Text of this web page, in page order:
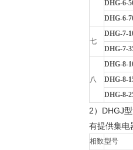
DHG-6-
DHG-6-
七
DHG-7-
DHG-7-
八
DHG-8-
DHG-8-
DHG-8-
2）DHGJ
有提供集电
相数型号